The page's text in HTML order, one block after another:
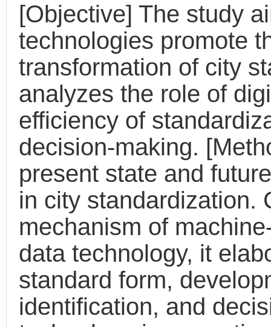
[Objective] The study
technologies promote
transformation of city
analyzes the role of
efficiency of
decision-making.
present state and
in city standardization.
mechanism of
data technology, it
standard form,
identification, and